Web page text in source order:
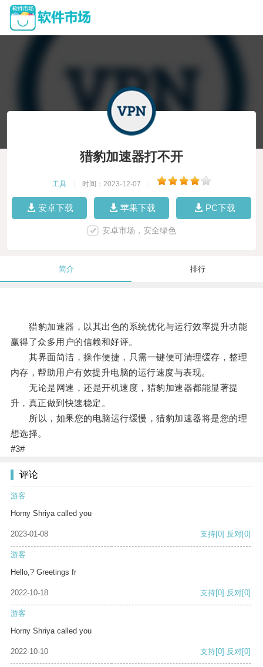
猎豹加速器打不开
工具 时间：2023-12-07
安卓下载 苹果下载 PC下载
安卓市场，安全绿色
简介 排行
猎豹加速器，以其出色的系统优化与运行效率提升功能
赢得了众多用户的信赖和好评。
其界面简洁，操作便捷，只需一键便可清理缓存，整理
内存，帮助用户有效提升电脑的运行速度与表现。
无论是网速，还是开机速度，猎豹加速器都能显著提
升，真正做到快速稳定。
所以，如果您的电脑运行缓慢，猎豹加速器将是您的理
想选择。
#3#
评论
游客
Horny Shriya called you
2023-01-08 支持[0] 反对[0]
游客
Hello,? Greetings fr
2022-10-18 支持[0] 反对[0]
游客
Horny Shriya called you
2022-10-10 支持[0] 反对[0]